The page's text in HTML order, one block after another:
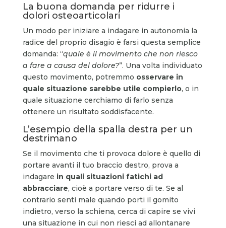
La buona domanda per ridurre i
dolori osteoarticolari
Un modo per iniziare a indagare in autonomia la
radice del proprio disagio è farsi questa semplice
domanda: “quale è il movimento che non riesco
a fare a causa del dolore?”. Una volta individuato
questo movimento, potremmo osservare in
quale situazione sarebbe utile compierlo, o in
quale situazione cerchiamo di farlo senza
ottenere un risultato soddisfacente.
L’esempio della spalla destra per un
destrimano
Se il movimento che ti provoca dolore è quello di
portare avanti il tuo braccio destro, prova a
indagare in quali situazioni fatichi ad
abbracciare, cioè a portare verso di te. Se al
contrario senti male quando porti il gomito
indietro, verso la schiena, cerca di capire se vivi
una situazione in cui non riesci ad allontanare